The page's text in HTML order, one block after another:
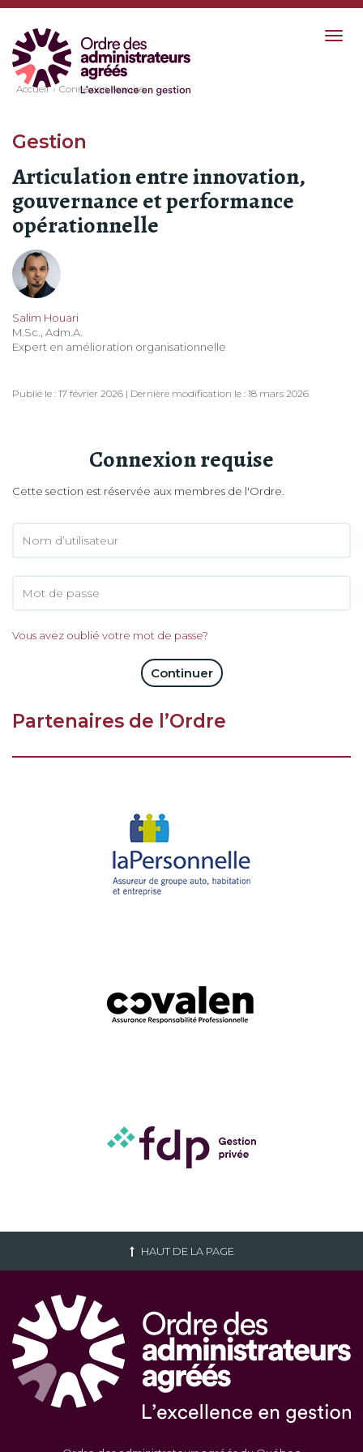
Accueil Connexion requise
Gestion
Articulation entre innovation,
gouvernance et performance
opérationnelle
Salim Houari
M.Sc., Adm.A.
Expert en amélioration organisationnelle
Publié le : 17 février 2026 | Dernière modification le : 18 mars 2026
Connexion requise
Cette section est réservée aux membres de l'Ordre.
Vous avez oublié votre mot de passe?
Continuer
Partenaires de l’Ordre
HAUT DE LA PAGE